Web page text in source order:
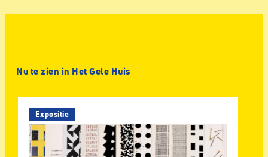
Nu te zien in Het Gele Huis
Expositie